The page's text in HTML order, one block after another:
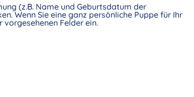
(z.B. Name und Geburtsdatum der
Wenn Sie eine ganz persönliche Puppe für Ihr
Felder ein.